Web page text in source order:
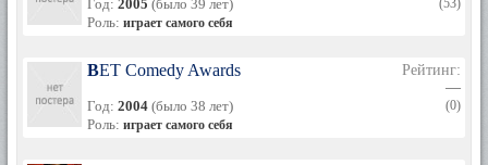
Год: 2005 (было 39 лет)
Роль: играет самого себя
(53)
BET Comedy Awards
Год: 2004 (было 38 лет)
Роль: играет самого себя
Рейтинг:
—
(0)